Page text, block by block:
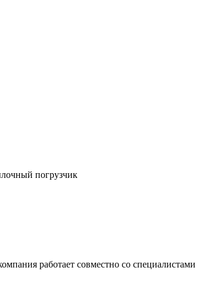
погрузчик
работает совместно со специалистами